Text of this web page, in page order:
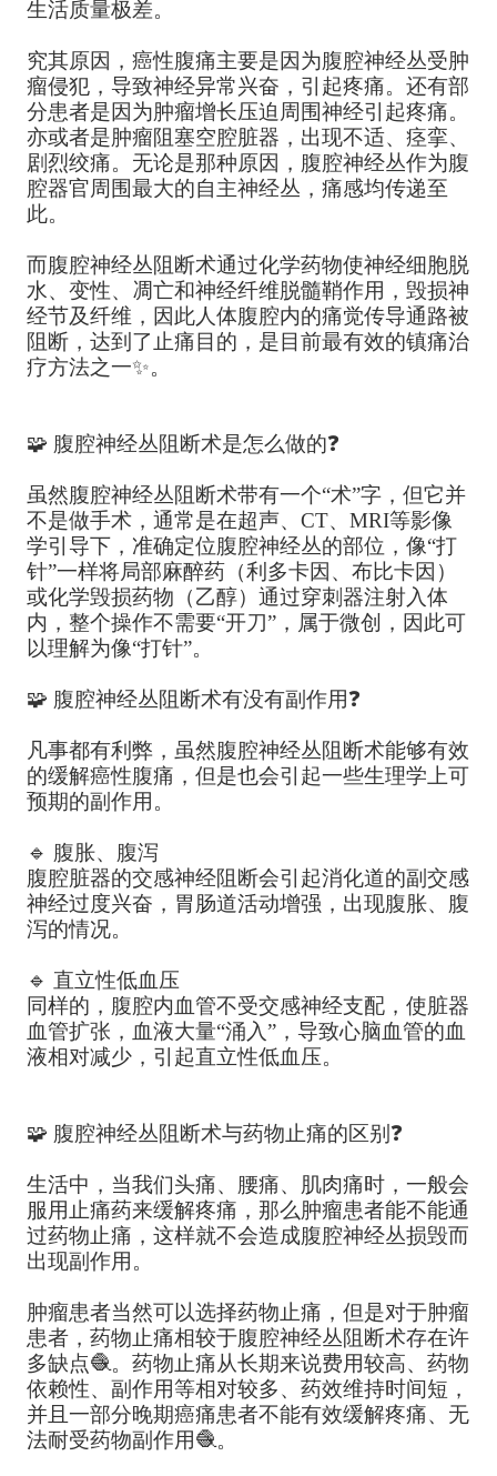
生活质量极差。
究其原因，癌性腹痛主要是因为腹腔神经丛受肿
瘤侵犯，导致神经异常兴奋，引起疼痛。还有部
分患者是因为肿瘤增长压迫周围神经引起疼痛。
亦或者是肿瘤阻塞空腔脏器，出现不适、痉挛、
剧烈绞痛。无论是那种原因，腹腔神经丛作为腹
腔器官周围最大的自主神经丛，痛感均传递至
此。
而腹腔神经丛阻断术通过化学药物使神经细胞脱
水、变性、凋亡和神经纤维脱髓鞘作用，毁损神
经节及纤维，因此人体腹腔内的痛觉传导通路被
阻断，达到了止痛目的，是目前最有效的镇痛治
疗方法之一✨。
🧩 腹腔神经丛阻断术是怎么做的❓
虽然腹腔神经丛阻断术带有一个“术”字，但它并
不是做手术，通常是在超声、CT、MRI等影像
学引导下，准确定位腹腔神经丛的部位，像“打
针”一样将局部麻醉药（利多卡因、布比卡因）
或化学毁损药物（乙醇）通过穿刺器注射入体
内，整个操作不需要“开刀”，属于微创，因此可
以理解为像“打针”。
🧩 腹腔神经丛阻断术有没有副作用❓
凡事都有利弊，虽然腹腔神经丛阻断术能够有效
的缓解癌性腹痛，但是也会引起一些生理学上可
预期的副作用。
🔹 腹胀、腹泻
腹腔脏器的交感神经阻断会引起消化道的副交感
神经过度兴奋，胃肠道活动增强，出现腹胀、腹
泻的情况。
🔹 直立性低血压
同样的，腹腔内血管不受交感神经支配，使脏器
血管扩张，血液大量“涌入”，导致心脑血管的血
液相对减少，引起直立性低血压。
🧩 腹腔神经丛阻断术与药物止痛的区别❓
生活中，当我们头痛、腰痛、肌肉痛时，一般会
服用止痛药来缓解疼痛，那么肿瘤患者能不能通
过药物止痛，这样就不会造成腹腔神经丛损毁而
出现副作用。
肿瘤患者当然可以选择药物止痛，但是对于肿瘤
患者，药物止痛相较于腹腔神经丛阻断术存在许
多缺点🧶。药物止痛从长期来说费用较高、药物
依赖性、副作用等相对较多、药效维持时间短，
并且一部分晚期癌痛患者不能有效缓解疼痛、无
法耐受药物副作用🧶。